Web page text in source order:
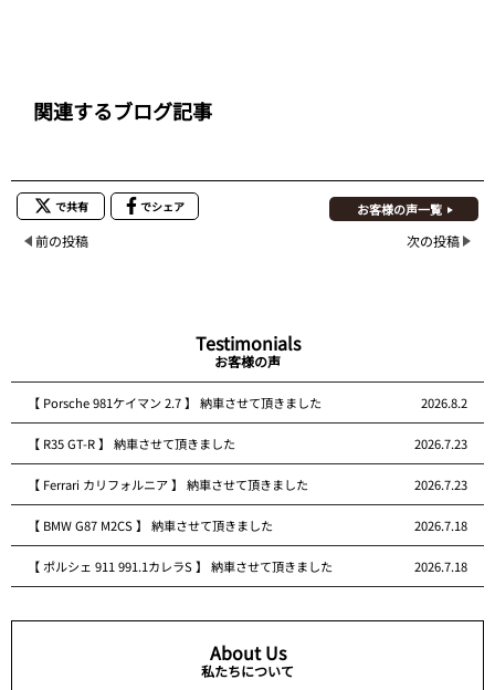
関連するブログ記事
で共有 でシェア お客様の声一覧
前の投稿 次の投稿
Testimonials
お客様の声
【 Porsche 981ケイマン 2.7 】 納車させて頂きました 2026.8.2
【 R35 GT-R 】 納車させて頂きました 2026.7.23
【 Ferrari カリフォルニア 】 納車させて頂きました 2026.7.23
【 BMW G87 M2CS 】 納車させて頂きました 2026.7.18
【 ポルシェ 911 991.1カレラS 】 納車させて頂きました 2026.7.18
About Us
私たちについて